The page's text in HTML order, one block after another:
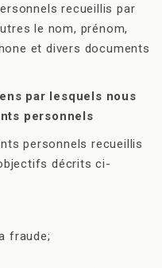
recueillis par
le nom, prénom,
et divers documents
par lesquels nous
personnels
personnels recueillis
décrits ci-
fraude;